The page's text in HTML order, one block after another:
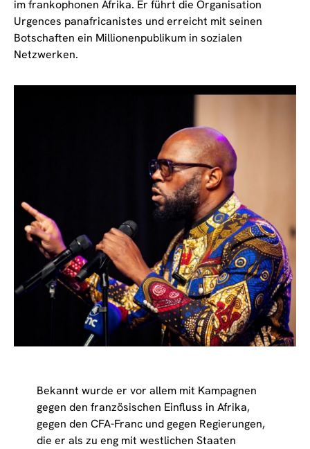
im frankophonen Afrika. Er führt die Organisation
Urgences panafricanistes und erreicht mit seinen
Botschaften ein Millionenpublikum in sozialen
Netzwerken.
Bekannt wurde er vor allem mit Kampagnen
gegen den französischen Einfluss in Afrika,
gegen den CFA-Franc und gegen Regierungen,
die er als zu eng mit westlichen Staaten